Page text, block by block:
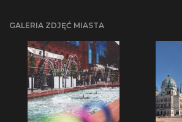
GALERIA ZDJĘĆ MIASTA